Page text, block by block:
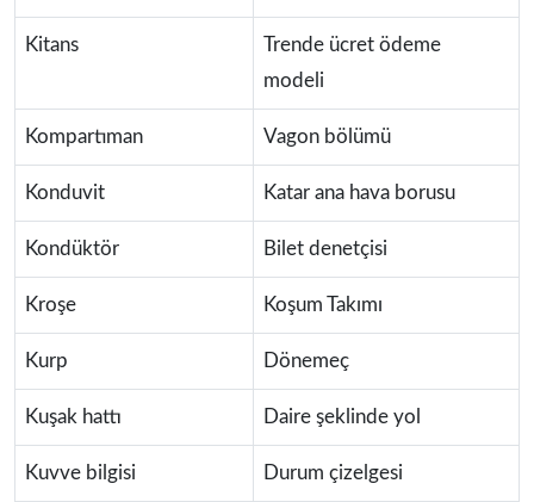
Kitans
Trende ücret ödeme
modeli
Kompartıman Vagon bölümü
Konduvit Katar ana hava borusu
Kondüktör Bilet denetçisi
Kroşe Koşum Takımı
Kurp Dönemeç
Kuşak hattı Daire şeklinde yol
Kuvve bilgisi Durum çizelgesi